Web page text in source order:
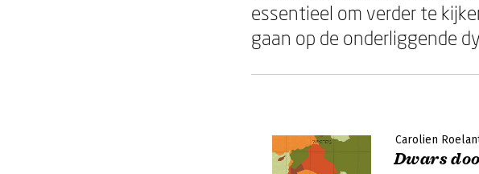
essentieel om verder te
gaan op de onderliggende
Carolien
Dwars